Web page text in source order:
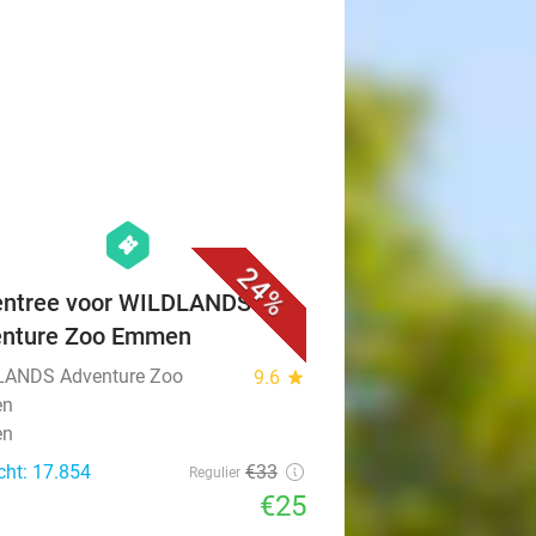
24%
hexagon
events
voor WILDLANDS
Zoo Emmen
Adventure Zoo
9.6 star
17.854
Regulier €33
€25